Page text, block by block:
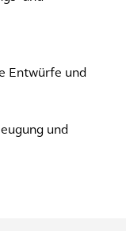
Entwürfe und
und